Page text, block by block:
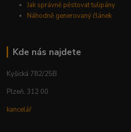
Jak správně pěstovat tulipány
Náhodně generovaný článek
Kde nás najdete
Kyšická 782/25B
Plzeň, 312 00
kancelář